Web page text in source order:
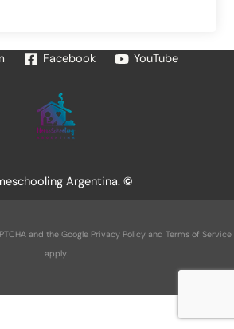
Facebook YouTube
Argentina. ©
and the Google Privacy Policyand Terms of Service
apply.